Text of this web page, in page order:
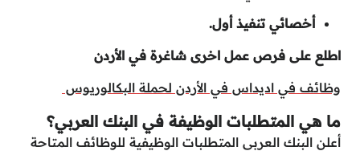
أخصائي تنفيذ أول.
اطلع على فرص عمل اخرى شاغرة في الأردن
وظائف في اديداس في الأردن لحملة البكالوريوس
ما هي المتطلبات الوظيفة في البنك العربي؟
أعلن البنك العربي المتطلبات الوظيفية للوظائف المتاحة